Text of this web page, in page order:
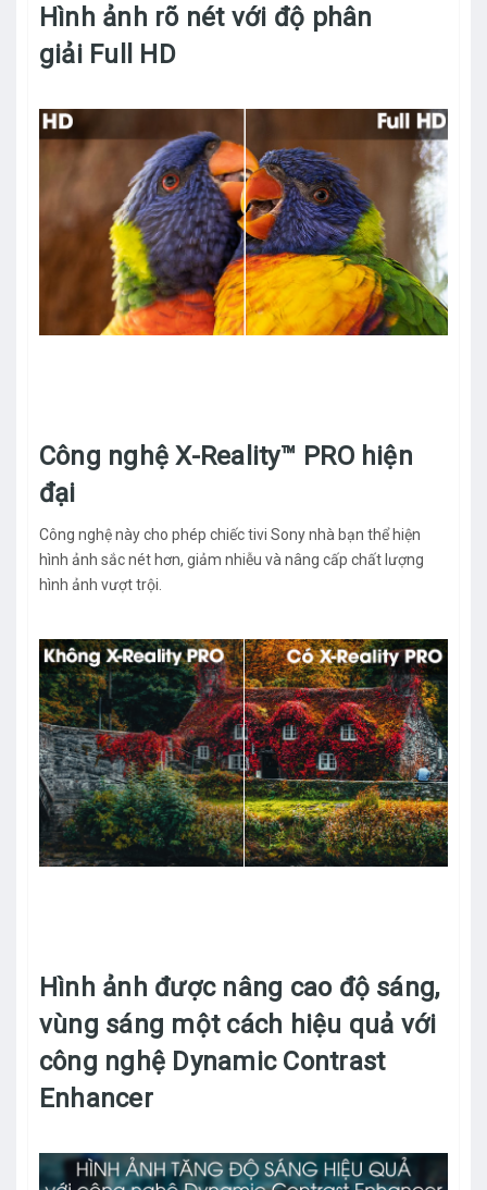
Hình ảnh rõ nét với độ phân
giải Full HD
Công nghệ X-Reality™ PRO hiện
đại
Công nghệ này cho phép chiếc tivi Sony nhà bạn thể hiện
hình ảnh sắc nét hơn, giảm nhiễu và nâng cấp chất lượng
hình ảnh vượt trội.
Hình ảnh được nâng cao độ sáng,
vùng sáng một cách hiệu quả với
công nghệ Dynamic Contrast
Enhancer